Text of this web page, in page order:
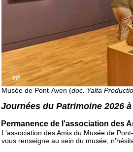
Musée de Pont-Aven (doc. Yalta
Journées du Patrimoine 2026
Permanence de l'association des
L'association des Amis du Musée de
vous renseigne au sein du musée,